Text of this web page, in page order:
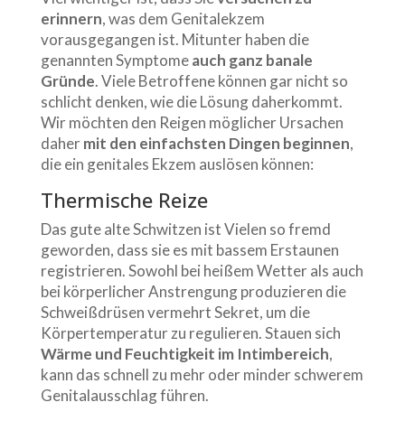
erinnern, was dem Genitalekzem
vorausgegangen ist. Mitunter haben die
genannten Symptomeauch ganz banale
Gründe. Viele Betroffene können gar nicht so
schlicht denken, wie die Lösung daherkommt.
Wir möchten den Reigen möglicher Ursachen
dahermit den einfachsten Dingen beginnen,
die ein genitales Ekzem auslösen können:
Thermische Reize
Das gute alte Schwitzen ist Vielen so fremd
geworden, dass sie es mit bassem Erstaunen
registrieren. Sowohl bei heißem Wetter als auch
bei körperlicher Anstrengung produzieren die
Schweißdrüsen vermehrt Sekret, um die
Körpertemperatur zu regulieren. Stauen sich
Wärme und Feuchtigkeit im Intimbereich,
kann das schnell zu mehr oder minder schwerem
Genitalausschlag führen.